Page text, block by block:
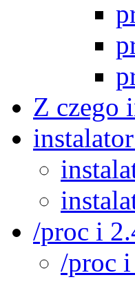
Z czego
/proc i
/proc